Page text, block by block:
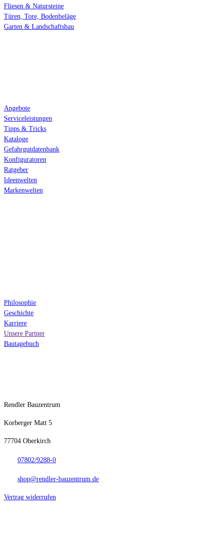
Fliesen & Natursteine
Türen, Tore, Bodenbeläge
Garten & Landschaftsbau
Angebote
Serviceleistungen
Tipps & Tricks
Kataloge
Gefahrgutdatenbank
Konfiguratoren
Ratgeber
Ideenwelten
Markenwelten
Philosophie
Geschichte
Karriere
Unsere Partner
Bautagebuch
Rendler Bauzentrum
Korberger Matt 5
77704 Oberkirch
07802/9288-0
shop@rendler-bauzentrum.de
Vertrag widerrufen